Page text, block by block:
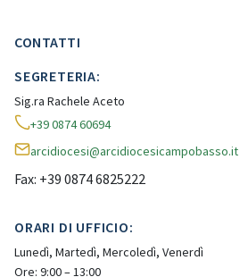
CONTATTI
SEGRETERIA:
Sig.ra Rachele Aceto
+39 0874 60694
arcidiocesi@arcidiocesicampobasso.it
Fax: +39 0874 6825222
ORARI DI UFFICIO:
Lunedì, Martedì, Mercoledì, Venerdì
Ore: 9:00 – 13:00